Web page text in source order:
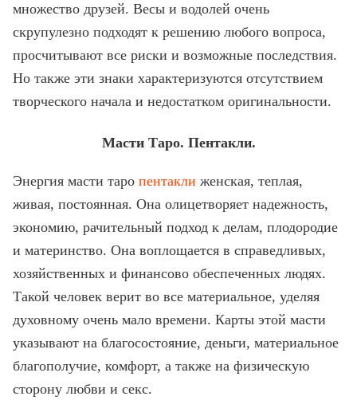
множество друзей. Весы и водолей очень
скрупулезно подходят к решению любого вопроса,
просчитывают все риски и возможные последствия.
Но также эти знаки характеризуются отсутствием
творческого начала и недостатком оригинальности.
Масти Таро. Пентакли.
Энергия масти таро пентакли женская, теплая,
живая, постоянная. Она олицетворяет надежность,
экономию, рачительный подход к делам, плодородие
и материнство. Она воплощается в справедливых,
хозяйственных и финансово обеспеченных людях.
Такой человек верит во все материальное, уделяя
духовному очень мало времени. Карты этой масти
указывают на благосостояние, деньги, материальное
благополучие, комфорт, а также на физическую
сторону любви и секс.